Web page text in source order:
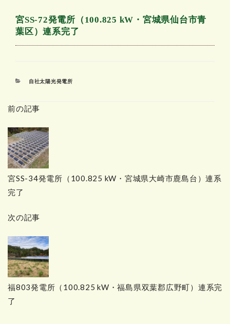
宮SS-72発電所（100.825 kW・宮城県仙台市青
葉区）連系完了
カ
リ
自社太陽光発電所
前の記事
宮SS-34発電所（100.825 kW・宮城県大崎市鹿島台）連系
完了
次の記事
福803発電所（100.825 kW・福島県双葉郡広野町）連系完
了